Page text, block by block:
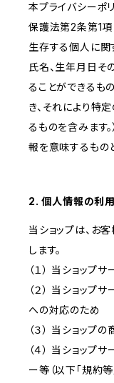
本プライバシーポ
保護法第2条第1項
生存する個人に関
氏名、生年月日そ
ることができるも
き、それにより特
るものを含みます
報を意味するもの
2. 個人情報の利
当ショップは、お
します。
（１） 当ショップ
（２） 当ショップ
への対応のため
（３） 当ショップ
（４） 当ショップ
ー等（以下「規約